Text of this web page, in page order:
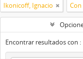
Ikonicoff, Ignacio
Encontrar resultados con :